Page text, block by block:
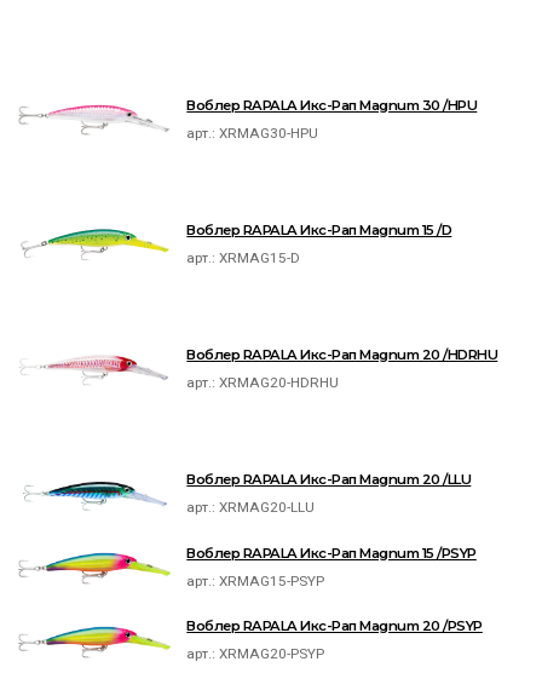
Воблер RAPALA Икс-Рап Magnum 30 /HPU
арт.:XRMAG30-HPU
Воблер RAPALA Икс-Рап Magnum 15 /D
арт.:XRMAG15-D
Воблер RAPALA Икс-Рап Magnum 20 /HDRHU
арт.:XRMAG20-HDRHU
Воблер RAPALA Икс-Рап Magnum 20 /LLU
арт.:XRMAG20-LLU
Воблер RAPALA Икс-Рап Magnum 15 /PSYP
арт.:XRMAG15-PSYP
Воблер RAPALA Икс-Рап Magnum 20 /PSYP
арт.:XRMAG20-PSYP